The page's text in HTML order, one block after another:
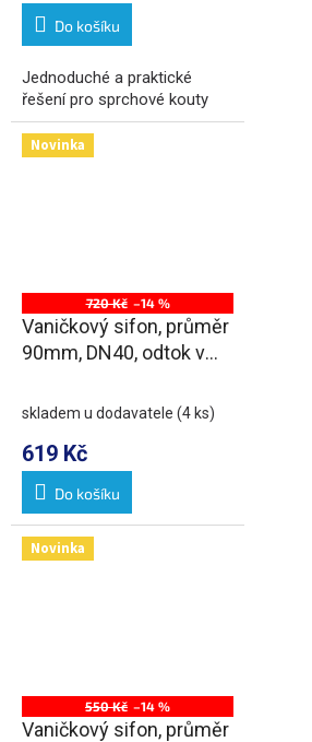
Do košíku
Jednoduché a praktické
řešení pro sprchové kouty
Novinka
720 Kč –14 %
Vaničkový sifon, průměr
90mm, DN40, odtok v
skladem u dodavatele (4 ks)
619 Kč
Do košíku
Novinka
550 Kč –14 %
Vaničkový sifon, průměr